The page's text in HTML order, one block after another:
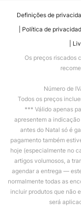
Definições de
Política de
Os preços riscados
Número de
Todos os preços
*** Válido apenas
apresentem a indicação
antes do Natal só é
pagamento também
hoje (especialmente no
artigos volumosos, a
agendar a entrega —
normalmente todas as
incluir produtos que não
será